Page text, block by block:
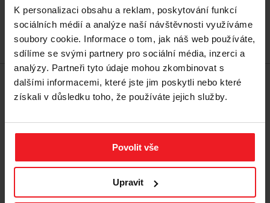
K personalizaci obsahu a reklam, poskytování funkcí
sociálních médií a analýze naší návštěvnosti využíváme
soubory cookie. Informace o tom, jak náš web používáte,
sdílíme se svými partnery pro sociální média, inzerci a
analýzy. Partneři tyto údaje mohou zkombinovat s
dalšími informacemi, které jste jim poskytli nebo které
získali v důsledku toho, že používáte jejich služby.
Povolit vše
Upravit
Přidat do košíku